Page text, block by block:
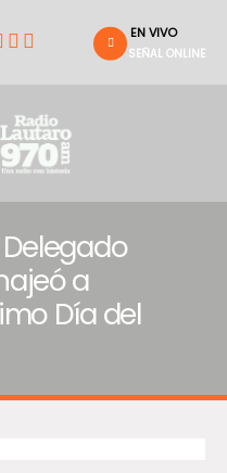
EN VIVO
SEÑAL ONLINE
a
Día del